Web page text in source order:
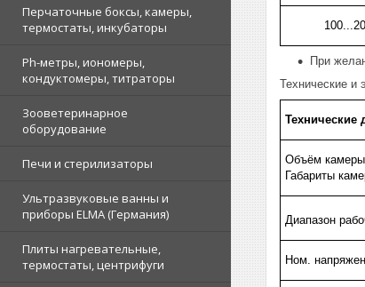
Перчаточные боксы, камеры,
термостаты, инкубаторы
Ph-метры, иономеры,
кондуктомеры, титраторы
Зооветеринарное
оборудование
Печи и стерилизаторы
Ультразвуковые ванны и
приборы ELMA (Германия)
Плиты нагревательные,
термостаты, центрифуги
При
Технические и
Технические
Объём
Габариты
Диапазон
Ном.